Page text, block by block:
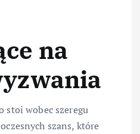
na
stoi wobec szeregu
szans, które